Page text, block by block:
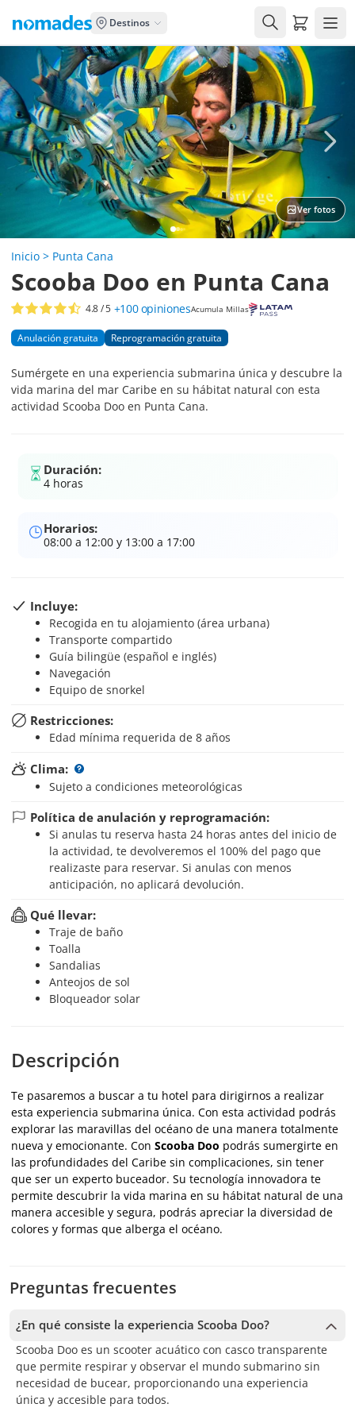
Destinos Carrito
Ver fotos
Inicio > Punta Cana
Scooba Doo en Punta Cana
4.8/ 5 +100 opinionesAcumula Millas
Anulación gratuita Reprogramación gratuita
Sumérgete en una experiencia submarina única y descubre la
vida marina del mar Caribe en su hábitat natural con esta
actividad Scooba Doo en Punta Cana.
Duración:
4 horas
Horarios:
08:00 a 12:00 y 13:00 a 17:00
Incluye:
Recogida en tu alojamiento (área urbana)
Transporte compartido
Guía bilingüe (español e inglés)
Navegación
Equipo de snorkel
Restricciones:
Edad mínima requerida de 8 años
Clima:
Sujeto a condiciones meteorológicas
Política de anulación y reprogramación:
Si anulas tu reserva hasta 24 horas antes del inicio de
la actividad, te devolveremos el 100% del pago que
realizaste para reservar. Si anulas con menos
anticipación, no aplicará devolución.
Qué llevar:
Traje de baño
Toalla
Sandalias
Anteojos de sol
Bloqueador solar
Descripción
Te pasaremos a buscar a tu hotel para dirigirnos a realizar
esta experiencia submarina única. Con esta actividad podrás
explorar las maravillas del océano de una manera totalmente
nueva y emocionante. Con Scooba Doo podrás sumergirte en
las profundidades del Caribe sin complicaciones, sin tener
que ser un experto buceador. Su tecnología innovadora te
permite descubrir la vida marina en su hábitat natural de una
manera accesible y segura, podrás apreciar la diversidad de
colores y formas que alberga el océano.
Preguntas frecuentes
¿En qué consiste la experiencia Scooba Doo?
Scooba Doo es un scooter acuático con casco transparente
que permite respirar y observar el mundo submarino sin
necesidad de bucear, proporcionando una experiencia
única y accesible para todos.